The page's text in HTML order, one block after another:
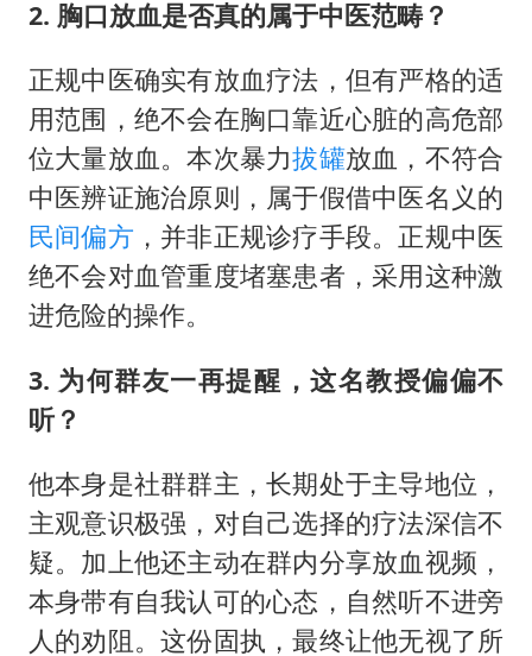
2. 胸口放血是否真的属于中医范畴？
正规中医确实有放血疗法，但有严格的适
用范围，绝不会在胸口靠近心脏的高危部
位大量放血。本次暴力拔罐放血，不符合
中医辨证施治原则，属于假借中医名义的
民间偏方 ，并非正规诊疗手段。正规中医
绝不会对血管重度堵塞患者，采用这种激
进危险的操作。
3. 为何群友一再提醒，这名教授偏偏不
听？
他本身是社群群主，长期处于主导地位，
主观意识极强，对自己选择的疗法深信不
疑。加上他还主动在群内分享放血视频，
本身带有自我认可的心态，自然听不进旁
人的劝阻。这份固执，最终让他无视了所